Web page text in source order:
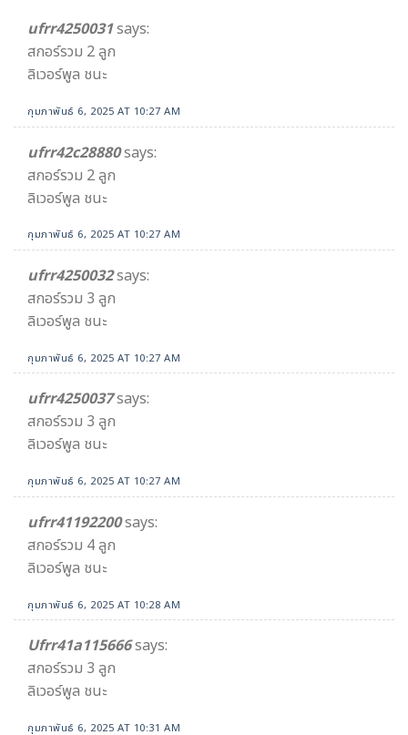
ufrr4250031says:
สกอร์รวม 2 ลูก
ลิเวอร์พูล ชนะ
กุมภาพันธ์ 6, 2025 AT 10:27 AM
ufrr42c28880says:
สกอร์รวม 2 ลูก
ลิเวอร์พูล ชนะ
กุมภาพันธ์ 6, 2025 AT 10:27 AM
ufrr4250032says:
สกอร์รวม 3 ลูก
ลิเวอร์พูล ชนะ
กุมภาพันธ์ 6, 2025 AT 10:27 AM
ufrr4250037says:
สกอร์รวม 3 ลูก
ลิเวอร์พูล ชนะ
กุมภาพันธ์ 6, 2025 AT 10:27 AM
ufrr41192200says:
สกอร์รวม 4 ลูก
ลิเวอร์พูล ชนะ
กุมภาพันธ์ 6, 2025 AT 10:28 AM
Ufrr41a115666says:
สกอร์รวม 3 ลูก
ลิเวอร์พูล ชนะ
กุมภาพันธ์ 6, 2025 AT 10:31 AM